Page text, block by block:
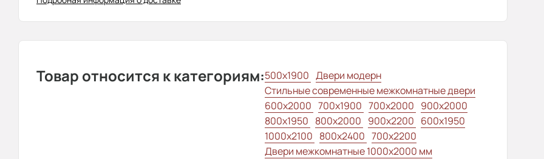
Товар относится к категориям:500x1900 Двери модерн
Стильные современные межкомнатные двери
600x2000 700x1900 700x2000 900x2000
800х1950 800x2000 900x2200 600x1950
1000x2100 800x2400 700x2200
Двери межкомнатные 1000х2000 мм